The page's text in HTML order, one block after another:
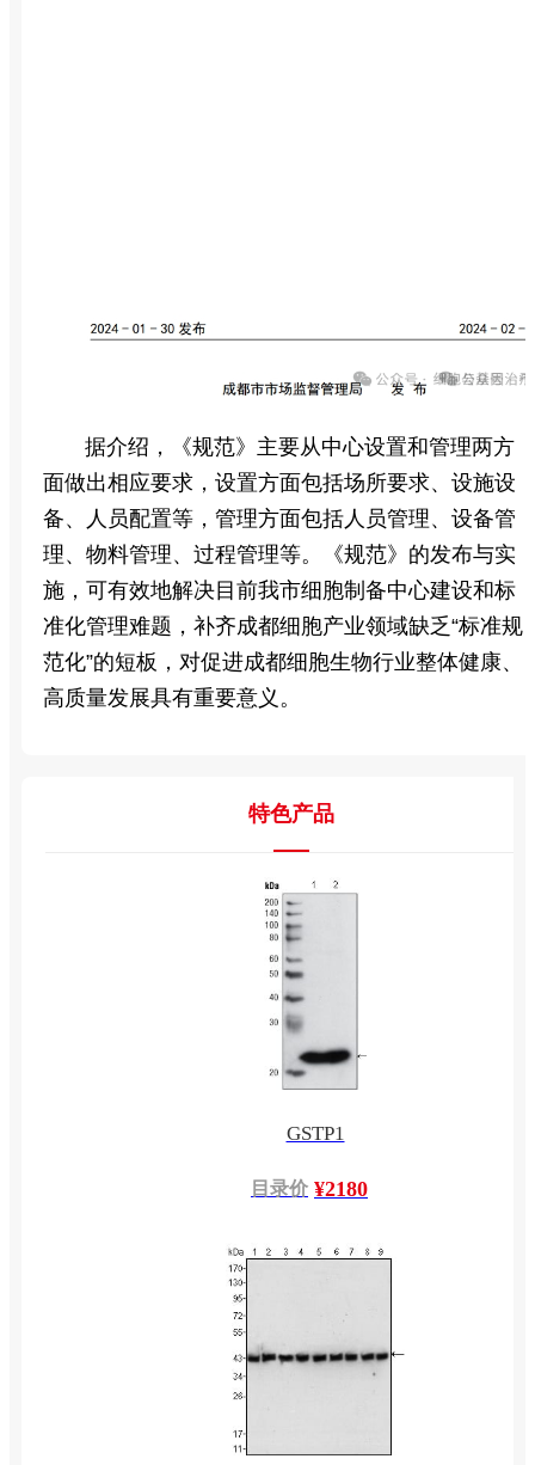
据介绍，《规范》主要从中心设置和管理两方
面做出相应要求，设置方面包括场所要求、设施设
备、人员配置等，管理方面包括人员管理、设备管
理、物料管理、过程管理等。《规范》的发布与实
施，可有效地解决目前我市细胞制备中心建设和标
准化管理难题，补齐成都细胞产业领域缺乏“标准规
范化”的短板，对促进成都细胞生物行业整体健康、
高质量发展具有重要意义。
特色产品
GSTP1
目录价 ¥2180